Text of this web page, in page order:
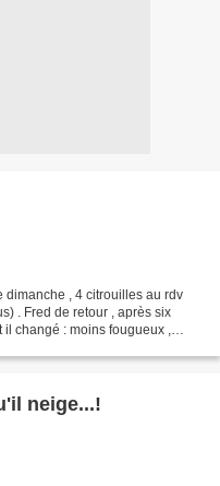
dimanche , 4 citrouilles au rdv
. Fred de retour , après six
changé : moins fougueux ,
neige...!